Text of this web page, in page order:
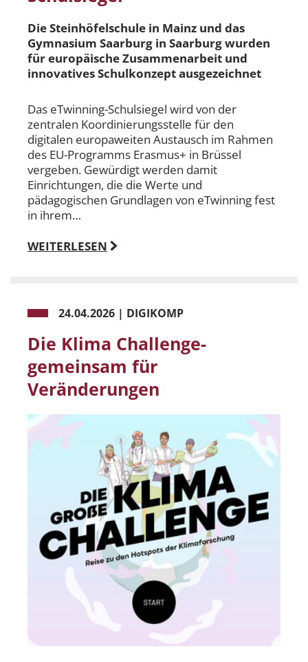
Die Steinhöfelschule in Mainz und das
Gymnasium Saarburg in Saarburg wurden
für europäische Zusammenarbeit und
innovatives Schulkonzept ausgezeichnet
Das eTwinning-Schulsiegel wird von der
zentralen Koordinierungsstelle für den
digitalen europaweiten Austausch im Rahmen
des EU-Programms Erasmus+ in Brüssel
vergeben. Gewürdigt werden damit
Einrichtungen, die die Werte und
pädagogischen Grundlagen von eTwinning fest
in ihrem…
WEITERLESEN
24.04.2026 | DIGIKOMP
Die Klima Challenge-
gemeinsam für
Veränderungen